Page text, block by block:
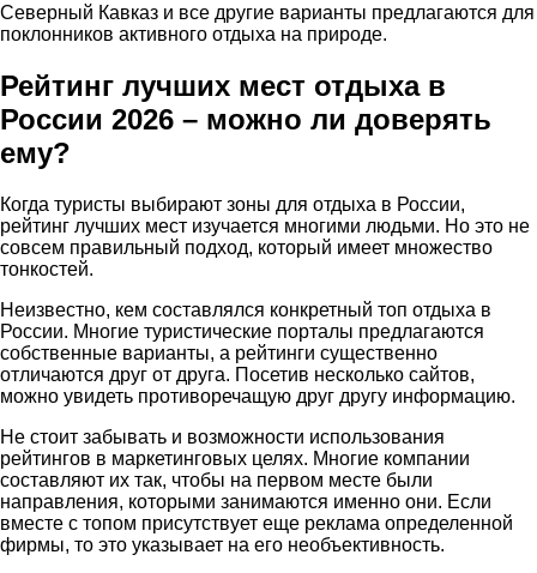
Северный Кавказ и все другие варианты предлагаются для
поклонников активного отдыха на природе.
Рейтинг лучших мест отдыха в
России 2026 – можно ли доверять
ему?
Когда туристы выбирают зоны для отдыха в России,
рейтинг лучших мест изучается многими людьми. Но это не
совсем правильный подход, который имеет множество
тонкостей.
Неизвестно, кем составлялся конкретный топ отдыха в
России. Многие туристические порталы предлагаются
собственные варианты, а рейтинги существенно
отличаются друг от друга. Посетив несколько сайтов,
можно увидеть противоречащую друг другу информацию.
Не стоит забывать и возможности использования
рейтингов в маркетинговых целях. Многие компании
составляют их так, чтобы на первом месте были
направления, которыми занимаются именно они. Если
вместе с топом присутствует еще реклама определенной
фирмы, то это указывает на его необъективность.